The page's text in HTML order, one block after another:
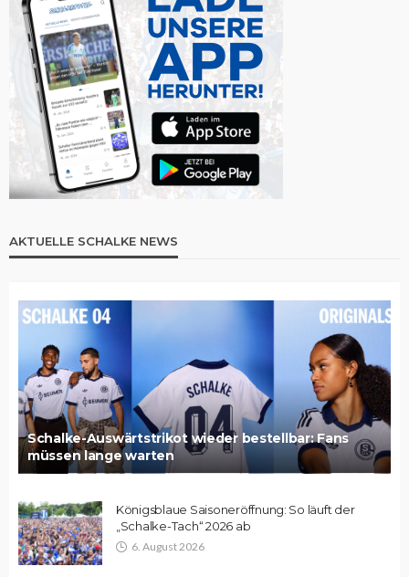
AKTUELLE SCHALKE NEWS
Schalke-Auswärtstrikot wieder bestellbar: Fans
müssen lange warten
Königsblaue Saisoneröffnung: So läuft der
„Schalke-Tach“ 2026 ab
6. August 2026